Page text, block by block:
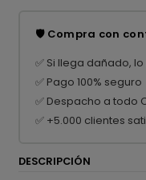
🛡️ Compra con
✅ Si llega dañado,
✅ Pago 100% seguro
✅ Despacho a todo
✅ +5.000 clientes
DESCRIPCIÓN